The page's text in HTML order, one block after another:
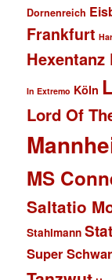
Dornenreich
Frankfurt
Hexentanz
In Extremo Köln
Lord Of
MS
Saltatio
Stahlmann
Super